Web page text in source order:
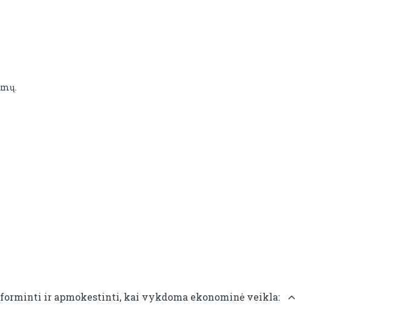
ir apmokestinti, kai vykdoma ekonominė veikla: